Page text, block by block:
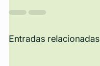
Entradas relacionadas